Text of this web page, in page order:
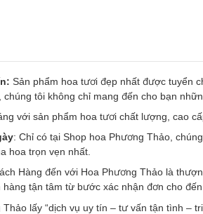
Sản phẩm hoa tươi đẹp nhất được tuyển
tôi không chỉ mang đến cho bạn
với sản phẩm hoa tươi chất lượng, cao
: Chỉ có tại Shop hoa Phương Thảo,
hoa trọn vẹn nhất.
Hàng đến với Hoa Phương Thảo là
tận tâm từ bước xác nhận đơn cho
Thảo lấy “dịch vụ uy tín – tư vấn tận tình –